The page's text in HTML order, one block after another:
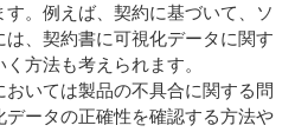
。例えば、契約に基づいて、ソ
、契約書に可視化データに関す
方法も考えられます。
いては製品の不具合に関する問
ータの正確性を確認する方法や